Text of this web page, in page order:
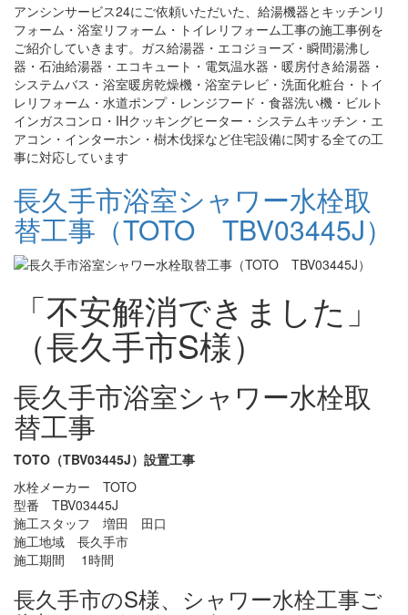
アンシンサービス24にご依頼いただいた、給湯機器とキッチンリ
フォーム・浴室リフォーム・トイレリフォーム工事の施工事例を
ご紹介していきます。ガス給湯器・エコジョーズ・瞬間湯沸し
器・石油給湯器・エコキュート・電気温水器・暖房付き給湯器・
システムバス・浴室暖房乾燥機・浴室テレビ・洗面化粧台・トイ
レリフォーム・水道ポンプ・レンジフード・食器洗い機・ビルト
インガスコンロ・IHクッキングヒーター・システムキッチン・エ
アコン・インターホン・樹木伐採など住宅設備に関する全ての工
事に対応しています
長久手市浴室シャワー水栓取
替工事（TOTO TBV03445J）
「不安解消できました」
（長久手市S様）
長久手市浴室シャワー水栓取
替工事
TOTO（TBV03445J）設置工事
水栓メーカー TOTO
型番 TBV03445J
施工スタッフ 増田 田口
施工地域 長久手市
施工期間 1時間
長久手市のS様、シャワー水栓工事ご